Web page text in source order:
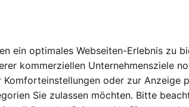
ein optimales Webseiten-Erlebnis zu
kommerziellen Unternehmensziele
oder zur Anzeige
Sie zulassen möchten. Bitte